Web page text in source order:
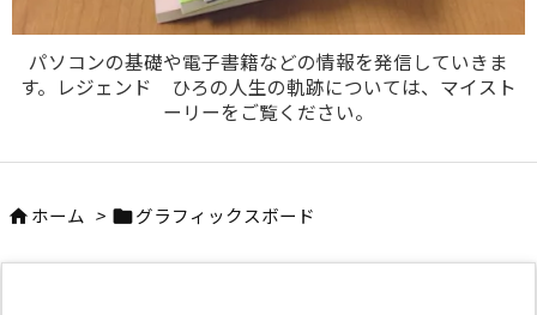
パソコンの基礎や電子書籍などの情報を発信していきま
す。レジェンド ひろの人生の軌跡については、マイスト
ーリーをご覧ください。

検索
 ホーム > グラフィックスボード